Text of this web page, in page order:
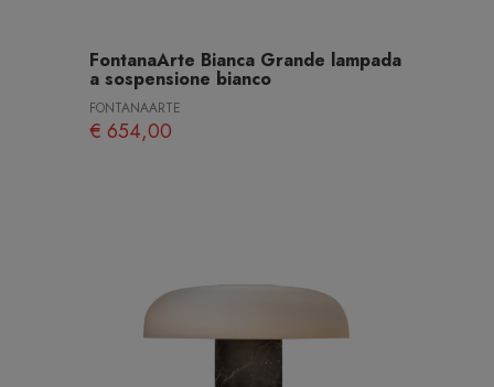
FontanaArte Bianca Grande lampada
a sospensione bianco
FONTANAARTE
€ 654,00